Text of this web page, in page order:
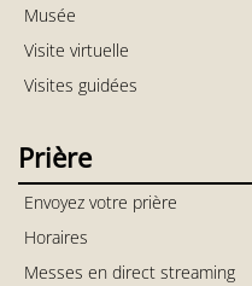
Musée
Visite virtuelle
Visites guidées
Prière
Envoyez votre prière
Horaires
Messes en direct streaming